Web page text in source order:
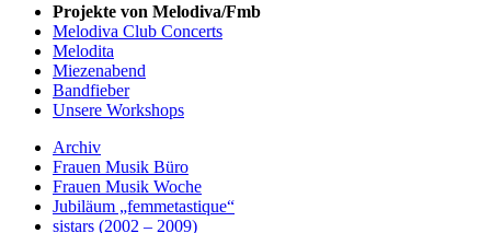
Projekte von Melodiva/Fmb
Melodiva Club Concerts
Melodita
Miezenabend
Bandfieber
Unsere Workshops
Archiv
Frauen Musik Büro
Frauen Musik Woche
Jubiläum „femmetastique“
sistars (2002 – 2009)